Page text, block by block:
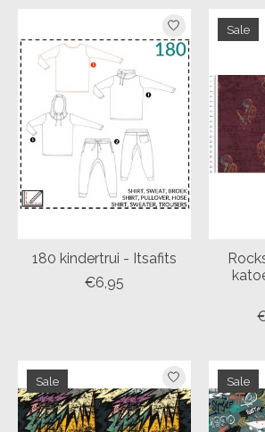
180 kindertrui - Itsafits
€6,95
Sale
Sale Sale